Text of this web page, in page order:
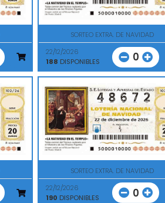
SORTEO EXTRA. DE NAVIDAD
22/12/2026
188 DISPONIBLES 0
SORTEO EXTRA. DE NAVIDAD
22/12/2026
190 DISPONIBLES 0